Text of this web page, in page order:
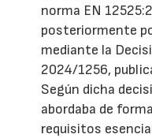
norma EN
posteriormente
mediante la
2024/1256,
Según dicha
abordaba de
requisitos